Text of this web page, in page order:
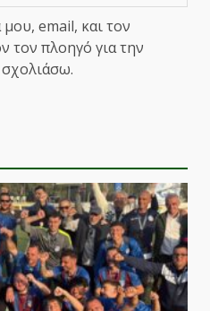
email, και τον
τον πλοηγό για την